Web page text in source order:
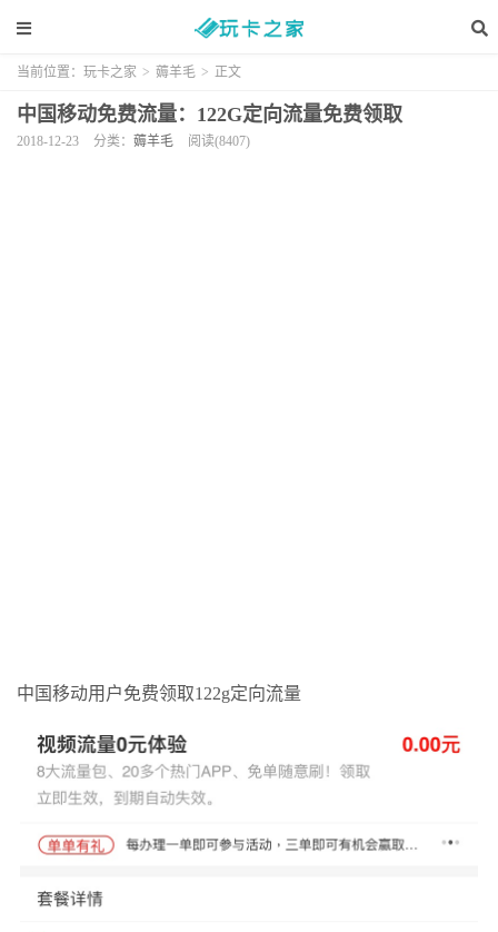
当前位置： 玩卡之家 > 薅羊毛 > 正文
中国移动免费流量：122G定向流量免费领取
2018-12-23 分类： 薅羊毛 阅读(8407)
中国移动用户免费领取122g定向流量